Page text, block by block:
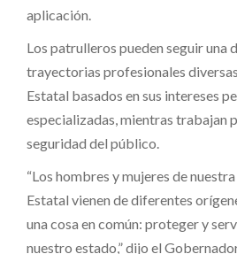
aplicación.
Los patrulleros pueden seguir una
trayectorias profesionales
Estatal basados en sus intereses
especializadas, mientras trabajan
seguridad del público.
“Los hombres y mujeres de
Estatal vienen de diferentes
una cosa en común: proteger y
nuestro estado,” dijo el